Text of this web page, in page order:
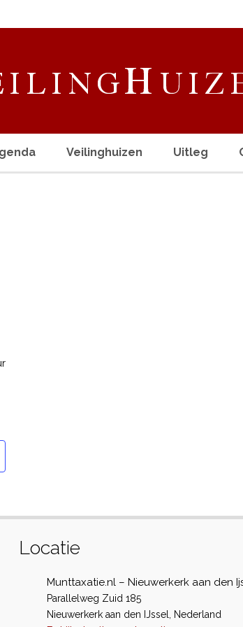
Veilinghuizen Uitleg
Locatie
Munttaxatie.nl – Nieuwerkerk aan den
Parallelweg Zuid 185
Nieuwerkerk aan den IJssel
Nederland